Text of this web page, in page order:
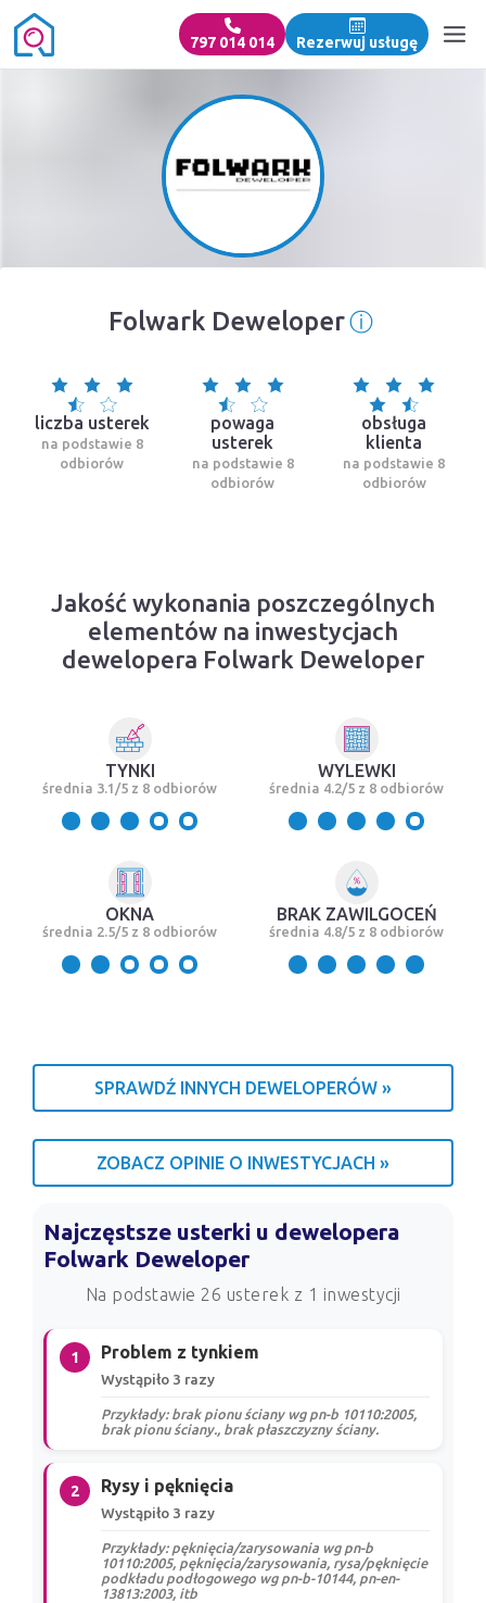
797 014 014 Rezerwuj usługę
Folwark Deweloperⓘ
liczba usterek
na podstawie 8
odbiorów
powaga
usterek
na podstawie 8
odbiorów
obsługa
klienta
na podstawie 8
odbiorów
Jakość wykonania poszczególnych
elementów na inwestycjach
dewelopera Folwark Deweloper
TYNKI
średnia 3.1/5 z 8 odbiorów
WYLEWKI
średnia 4.2/5 z 8 odbiorów
OKNA
średnia 2.5/5 z 8 odbiorów
BRAK ZAWILGOCEŃ
średnia 4.8/5 z 8 odbiorów
SPRAWDŹ INNYCH DEWELOPERÓW »
ZOBACZ OPINIE O INWESTYCJACH »
Najczęstsze usterki u dewelopera
Folwark Deweloper
Na podstawie 26 usterek z 1 inwestycji
1 Problem z tynkiem
Wystąpiło 3 razy
Przykłady: brak pionu ściany wg pn-b 10110:2005,
brak pionu ściany., brak płaszczyzny ściany.
2 Rysy i pęknięcia
Wystąpiło 3 razy
Przykłady: pęknięcia/zarysowania wg pn-b
10110:2005, pęknięcia/zarysowania, rysa/pęknięcie
podkładu podłogowego wg pn-b-10144, pn-en-
13813:2003, itb